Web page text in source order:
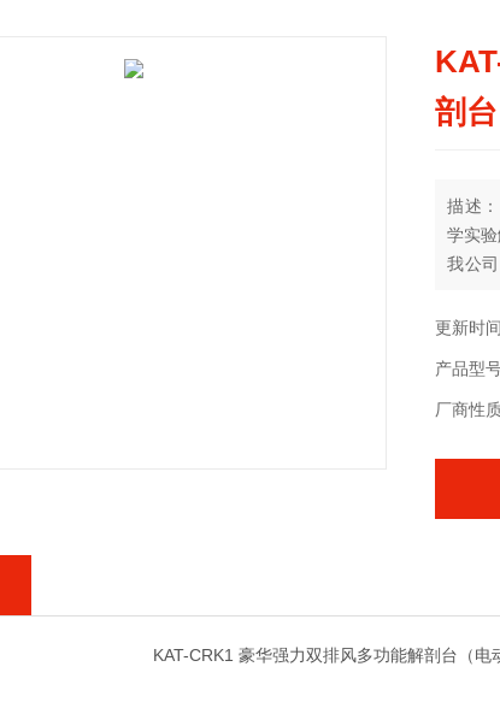
剖
描述
学实
我公
模压
更新时
产品型
厂商性
KAT-CRK1 豪华强力双排风多功能解剖台（